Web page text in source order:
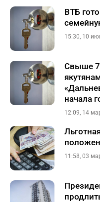
ВТБ
15:30, 10
Свыше
начала
12:09, 14
11:58, 03